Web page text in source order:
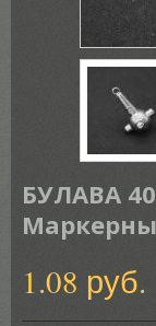
БУЛАВА
1.08 руб.